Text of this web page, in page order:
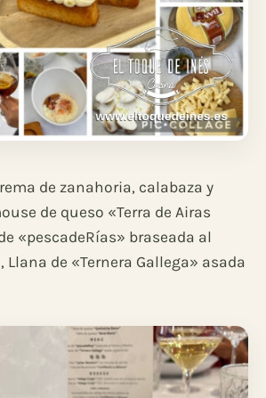
de zanahoria, calabaza y
de queso «Terra de Airas
«pescadeRías» braseada al
de «Ternera Gallega» asada